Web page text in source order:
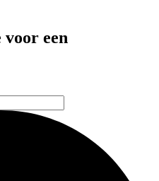
voor een